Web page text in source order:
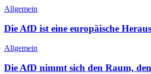
Allgemein
Die AfD ist eine europäische
Allgemein
Die AfD nimmt sich den Raum,